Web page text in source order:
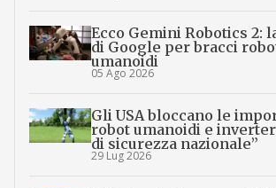
Ecco Gemini Robotics 2:
di Google per bracci
umanoidi
05 Ago 2026
Gli USA bloccano le
robot umanoidi e
di sicurezza nazionale”
29 Lug 2026